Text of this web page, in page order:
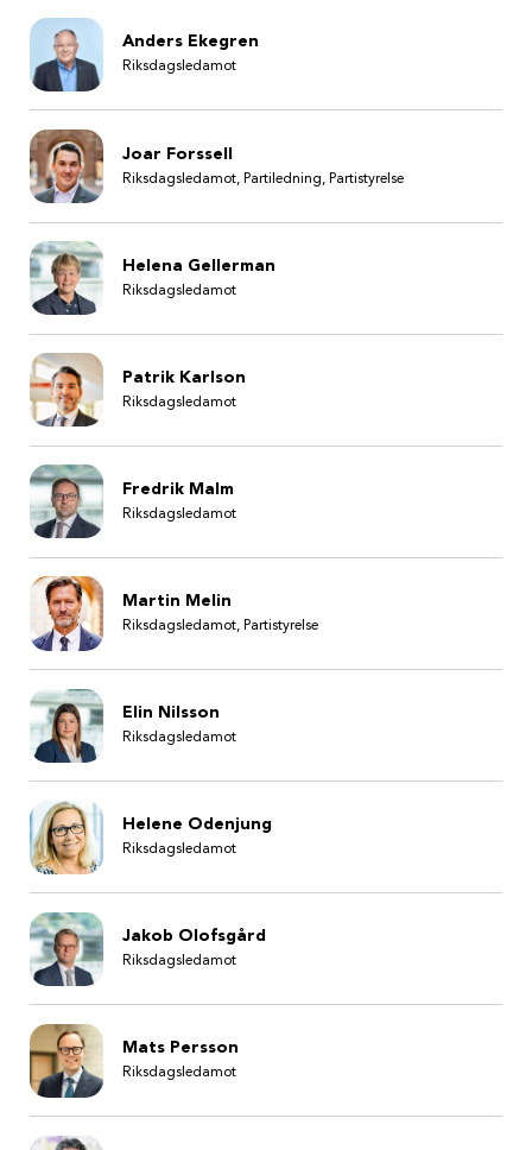
Anders Ekegren
Riksdagsledamot
Joar Forssell
Riksdagsledamot, Partiledning, Partistyrelse
Helena Gellerman
Riksdagsledamot
Patrik Karlson
Riksdagsledamot
Fredrik Malm
Riksdagsledamot
Martin Melin
Riksdagsledamot, Partistyrelse
Elin Nilsson
Riksdagsledamot
Helene Odenjung
Riksdagsledamot
Jakob Olofsgård
Riksdagsledamot
Mats Persson
Riksdagsledamot